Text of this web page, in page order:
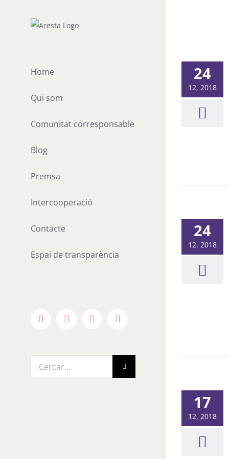
Home
Qui som
Comunitat corresponsable
Blog
Premsa
Intercooperació
Contacte
Espai de transparència
Facebook
X InstagramYouTube
Cerca
…
24
12, 2018
24
12, 2018
17
12, 2018